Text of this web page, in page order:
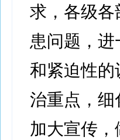
求，各级
患问题，
和紧迫性
治重点，
加大宣传